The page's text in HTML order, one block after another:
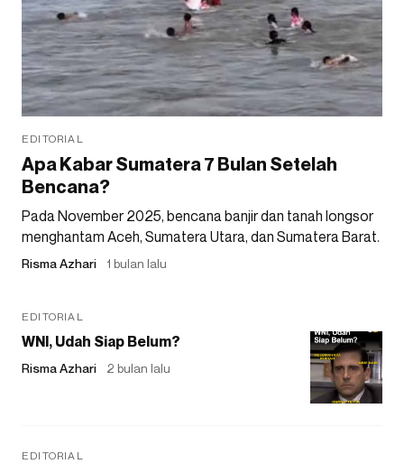
EDITORIAL
Apa Kabar Sumatera 7 Bulan Setelah
Bencana?
Pada November 2025, bencana banjir dan tanah longsor
menghantam Aceh, Sumatera Utara, dan Sumatera Barat.
Risma Azhari 1 bulan lalu
EDITORIAL
WNI, Udah Siap Belum?
Risma Azhari 2 bulan lalu
EDITORIAL